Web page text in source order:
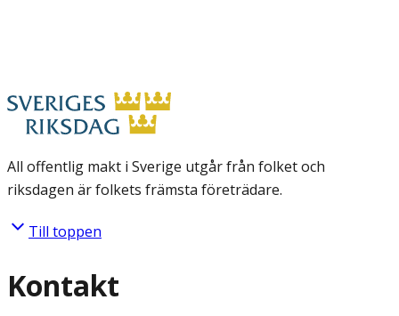
All offentlig makt i Sverige utgår från folket och
riksdagen är folkets främsta företrädare.
Till toppen
Kontakt